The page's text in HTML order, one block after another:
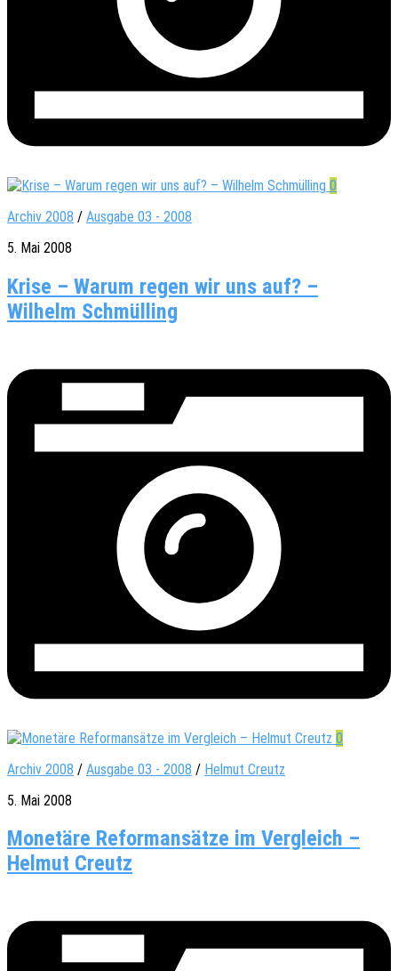
0
Archiv 2008 / Ausgabe 03 - 2008
5. Mai 2008
Krise – Warum regen wir uns auf? –
Wilhelm Schmülling
0
Archiv 2008 / Ausgabe 03 - 2008 / Helmut Creutz
5. Mai 2008
Monetäre Reformansätze im Vergleich –
Helmut Creutz